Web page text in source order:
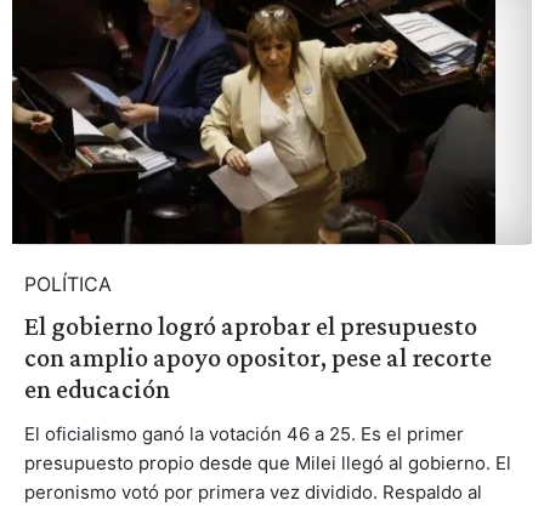
POLÍTICA
El gobierno logró aprobar el presupuesto
con amplio apoyo opositor, pese al recorte
en educación
El oficialismo ganó la votación 46 a 25. Es el primer
presupuesto propio desde que Milei llegó al gobierno. El
peronismo votó por primera vez dividido. Respaldo al